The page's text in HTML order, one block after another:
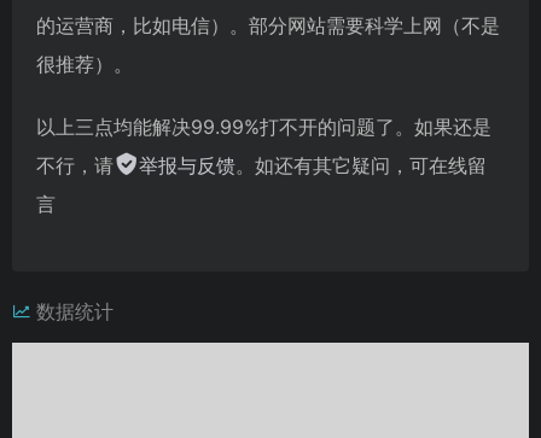
的运营商，比如电信）。部分网站需要科学上网（不是
很推荐）。
以上三点均能解决99.99%打不开的问题了。如果还是
不行，请
举报与反馈。如还有其它疑问，可在线留
言
数据统计